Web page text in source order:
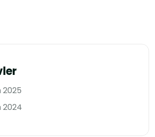
2025
2024